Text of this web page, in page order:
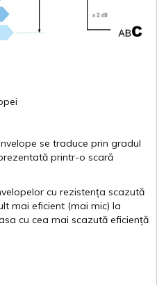
se traduce prin gradul
printr-o scară
cu rezistența scazută
mai eficient (mai mic) la
cu cea mai scazută eficiență